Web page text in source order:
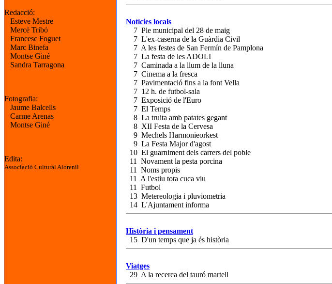
Redacció:
Esteve Mestre
Mercè Tribó
Francesc Foguet
Marc Binefa
Montse Giné
Sandra Tarragona
Fotografia:
Jaume Balcells
Carme Arenas
Montse Giné
Edita:
Associació Cultural Alorenil
Notícies locals
7 Ple municipal del 28 de maig
7 L'ex-caserna de la Guàrdia Civil
7 A les festes de San Fermín de Pamplona
7 La festa de les ADOLI
7 Caminada a la llum de la lluna
7 Cinema a la fresca
7 Pavimentació fins a la font Vella
7 12 h. de futbol-sala
7 Exposició de l'Euro
7 El Temps
8 La truita amb patates gegant
8 XII Festa de la Cervesa
9 Mechels Harmonieorkest
9 La Festa Major d'agost
10 El guarniment dels carrers del poble
11 Novament la pesta porcina
11 Noms propis
11 A l'estiu tota cuca viu
11 Futbol
13 Metereologia i pluviometria
14 L'Ajuntament informa
Història i pensament
15 D'un temps que ja és història
Viatges
29 A la recerca del tauró martell